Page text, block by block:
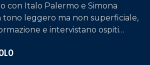
con Italo Palermo e Simona
tono leggero ma non superficiale,
e intervistano ospiti